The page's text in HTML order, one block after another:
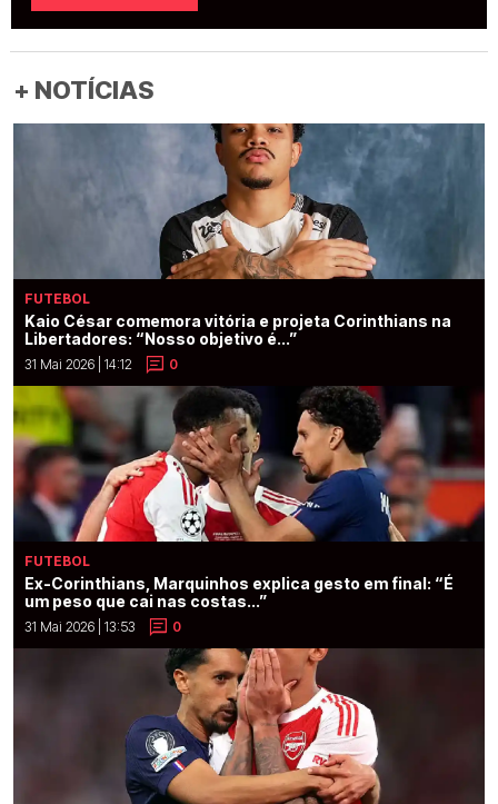
+ NOTÍCIAS
FUTEBOL
Kaio César comemora vitória e projeta Corinthians na
Libertadores: “Nosso objetivo é...”
31 Mai 2026 | 14:12 0
FUTEBOL
Ex-Corinthians, Marquinhos explica gesto em final: “É
um peso que cai nas costas...”
31 Mai 2026 | 13:53 0